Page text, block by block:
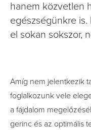
hanem közvetlen
egészségünkre
el sokan sokszor,
Amíg nem jelentkezik
foglalkozunk vele
a fájdalom
gerinc és az optimális